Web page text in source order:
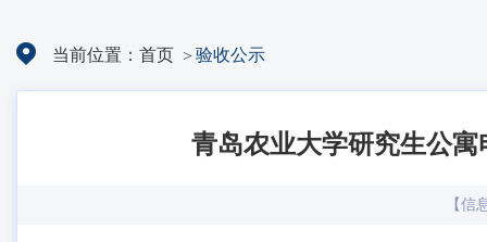
当前位置： 首页 验收公示
青岛农业大学研究生公
【信